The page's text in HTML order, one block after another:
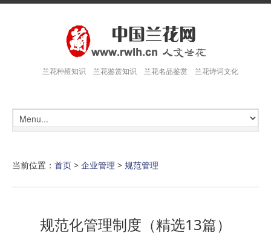
兰花种殖知识 兰花鉴赏知识 兰花名品鉴赏 兰花诗词文化
当前位置： 首页 > 企业管理 > 规范管理
规范化管理制度（精选13篇）